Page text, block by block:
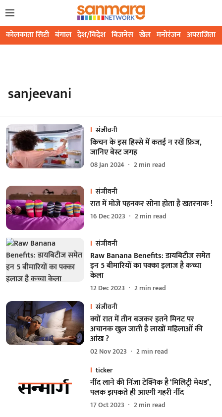
कोलकाता सिटी बंगाल देश/विदेश बिजनेस खेल मनोरंजन अपराजिता
sanjeevani
संजीवनी
किचन के इस हिस्से में कतई न रखें फ्रिज,
जानिए बेस्ट जगह
08 Jan 2024 2min read
संजीवनी
रात में मोजे पहनकर सोना होता है खतरनाक !
16 Dec 2023 2min read
संजीवनी
Raw Banana Benefits: डायबिटीज समेत
इन 5 बीमारियों का पक्का इलाज है कच्चा
केला
12 Dec 2023 2min read
संजीवनी
क्यों रात में तीन बजकर इतने मिनट पर
अचानक खुल जाती है लाखों महिलाओं की
आंख ?
02 Nov 2023 2min read
ticker
नींद लाने की निंजा टेक्निक है ‘मिलिट्री मेथड’,
पलक झपकते ही आएगी गहरी नींद
17 Oct 2023 2min read